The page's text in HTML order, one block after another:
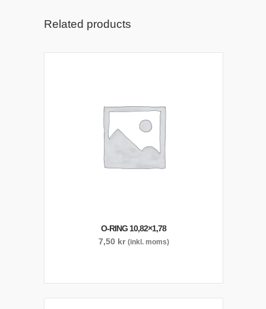
Related products
O-RING 10,82×1,78
7,50 kr (inkl. moms)